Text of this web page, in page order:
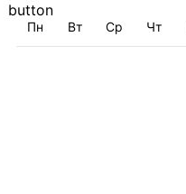
Пн Вт Ср Чт